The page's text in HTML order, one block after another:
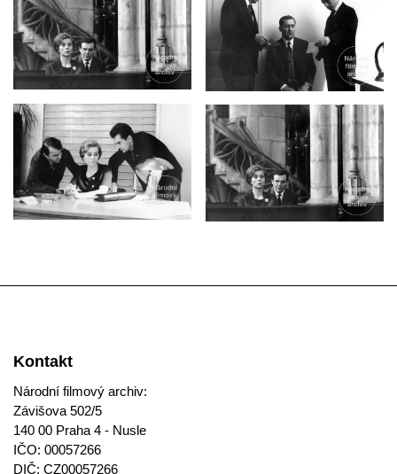
Kontakt
Národní filmový archiv:
Závišova 502/5
140 00 Praha 4 - Nusle
IČO: 00057266
DIČ: CZ00057266